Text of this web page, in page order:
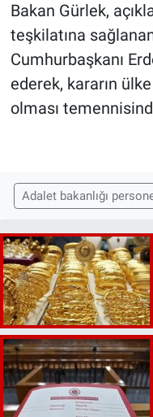
Bakan Gürlek,
teşkilatına
Cumhurbaşkanı
ederek, kararın
olması
Adalet bakanlığı